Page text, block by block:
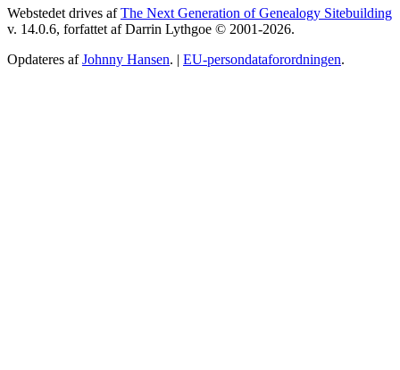
Webstedet drives afThe Next Generation of Genealogy Sitebuilding
v. 14.0.6, forfattet af Darrin Lythgoe © 2001-2026.
Opdateres afJohnny Hansen. | EU-persondataforordningen.